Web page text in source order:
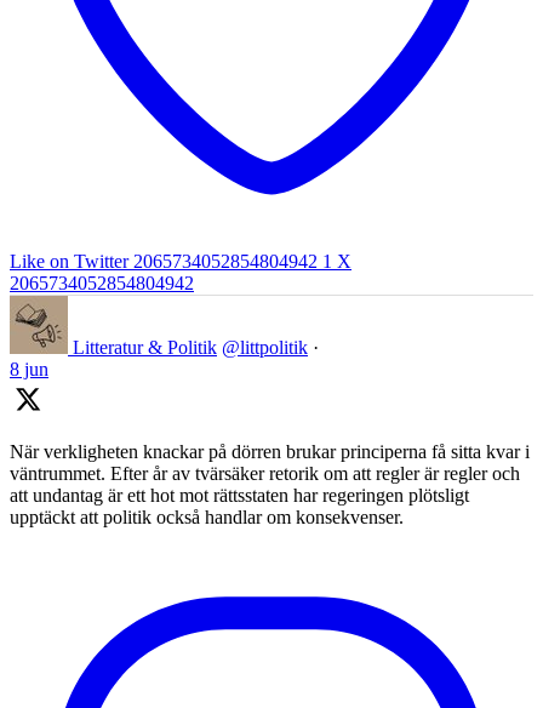
Like on Twitter 2065734052854804942 1 X
2065734052854804942
Litteratur & Politik @littpolitik ·
8 jun
När verkligheten knackar på dörren brukar principerna få sitta kvar i
väntrummet. Efter år av tvärsäker retorik om att regler är regler och
att undantag är ett hot mot rättsstaten har regeringen plötsligt
upptäckt att politik också handlar om konsekvenser.